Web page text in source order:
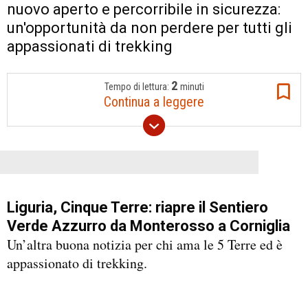
nuovo aperto e percorribile in sicurezza:
un'opportunità da non perdere per tutti gli
appassionati di trekking
Tempo di lettura: 2 minuti
Continua a leggere
Liguria, Cinque Terre: riapre il Sentiero
Verde Azzurro da Monterosso a Corniglia
Un’altra buona notizia per chi ama le 5 Terre ed è
appassionato di trekking.